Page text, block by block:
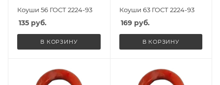
Коуши 56 ГОСТ 2224-93
135 руб.
В КОРЗИНУ
Коуши 63 ГОСТ 2224-93
169руб.
В КОРЗИНУ